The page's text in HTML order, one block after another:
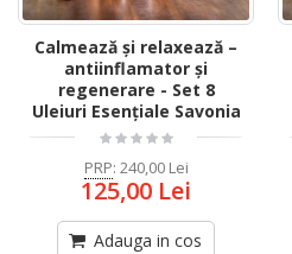
Calmează și relaxează –
antiinflamator și
regenerare - Set 8
Uleiuri Esențiale Savonia
PRP: 240,00 Lei
125,00 Lei
Adauga in cos